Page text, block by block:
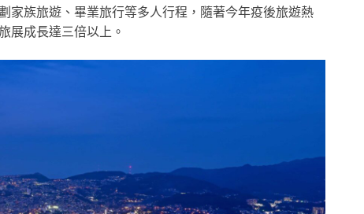
家族旅遊、畢業旅行等多人行程，隨著今年疫後旅遊熱
展成長達三倍以上。